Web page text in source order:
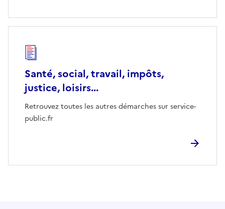
Santé, social, travail, impôts,
justice, loisirs...
Retrouvez toutes les autres démarches sur service-
public.fr